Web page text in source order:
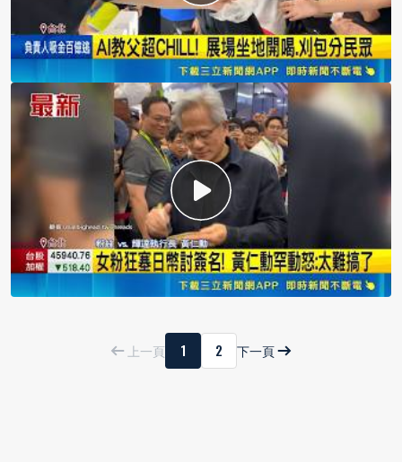
上一頁 1 2 下一頁